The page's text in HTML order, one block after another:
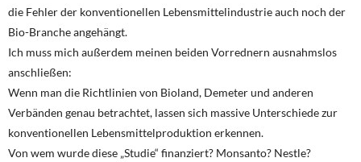
die Fehler der konventionellen Lebensmittelindustrie auch noch der
Bio-Branche angehängt.
Ich muss mich außerdem meinen beiden Vorrednern ausnahmslos
anschließen:
Wenn man die Richtlinien von Bioland, Demeter und anderen
Verbänden genau betrachtet, lassen sich massive Unterschiede zur
konventionellen Lebensmittelproduktion erkennen.
Von wem wurde diese „Studie“ finanziert? Monsanto? Nestle?